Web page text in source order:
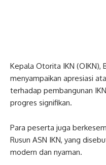
Kepala Otorita IKN (OIKN),
menyampaikan apresiasi
terhadap pembangunan
progres signifikan.
Para peserta juga
Rusun ASN IKN, yang
modern dan nyaman.